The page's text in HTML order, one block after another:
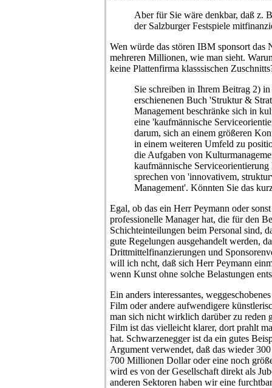
Aber für Sie wäre denkbar, daß z.
der Salzburger Festspiele
Wen würde das stören IBM sponsort das
mehreren Millionen, wie man sieht.
keine Plattenfirma klasssischen
Sie schreiben in Ihrem Beitrag 2) in
erschienenen Buch 'Struktur &
Management beschränke sich in
eine 'kaufmännische
darum, sich an einem größeren
in einem weiteren Umfeld zu
die Aufgaben von
kaufmännische Serviceorientierung
sprechen von 'innovativem,
Management'. Könnten Sie das
Egal, ob das ein Herr Peymann oder
professionelle Manager hat, die für den
Schichteinteilungen beim Personal sind,
gute Regelungen ausgehandelt werden,
Drittmittelfinanzierungen und
will ich ncht, daß sich Herr Peymann
wenn Kunst ohne solche Belastungen
Ein anders interessantes,
Film oder andere aufwendigere
man sich nicht wirklich darüber zu reden
Film ist das vielleicht klarer, dort prahlt
hat. Schwarzenegger ist da ein gutes
Argument verwendet, daß das wieder
700 Millionen Dollar oder eine noch
wird es von der Gesellschaft direkt als
anderen Sektoren haben wir eine